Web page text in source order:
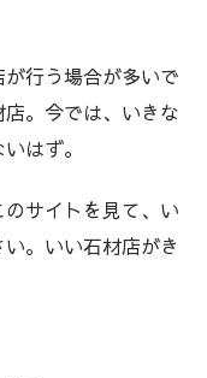
行う場合が多いで
。今では、いきな
はず。
サイトを見て、い
。いい石材店がき